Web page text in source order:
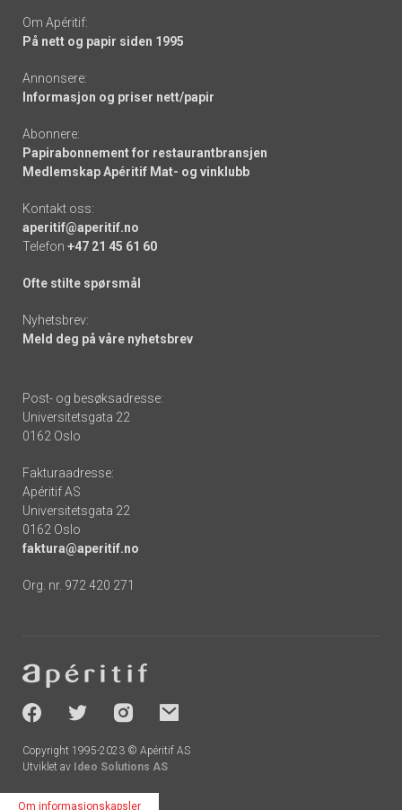
Om Apéritif:
På nett og papir siden 1995
Annonsere:
Informasjon og priser nett/papir
Abonnere:
Papirabonnement for restaurantbransjen
Medlemskap Apéritif Mat- og vinklubb
Kontakt oss:
aperitif@aperitif.no
Telefon +47 21 45 61 60
Ofte stilte spørsmål
Nyhetsbrev:
Meld deg på våre nyhetsbrev
Post- og besøksadresse:
Universitetsgata 22
0162 Oslo
Fakturaadresse:
Apéritif AS
Universitetsgata 22
0162 Oslo
faktura@aperitif.no
Org. nr. 972 420 271
-
socials
Copyright 1995-2023 © Apéritif AS
Utviklet av Ideo Solutions AS
Om informasjonskapsler